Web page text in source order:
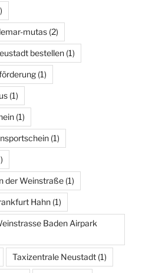
mutas (2)
bestellen (1)
(1)
(1)
(1)
(1)
der Weinstraße (1)
Hahn (1)
Baden Airpark
Taxizentrale Neustadt (1)